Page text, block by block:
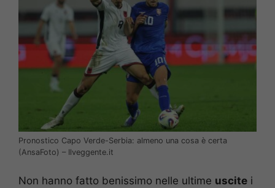
Pronostico Capo Verde-Serbia: almeno una cosa è certa
(AnsaFoto) – Ilveggente.it
Non hanno fatto benissimo nelle ultime uscite i